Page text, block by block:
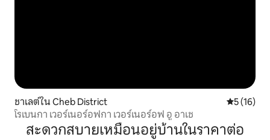
ชาเลต์ใน Cheb District คะแนนเฉลี่
5 (16)
โรเบนกา เวอร์เนอร์อฟกา เวอร์เนอร์อฟ อู อาเช
สะดวกสบายเหมือนอยู่บ้านในราคาต่อ